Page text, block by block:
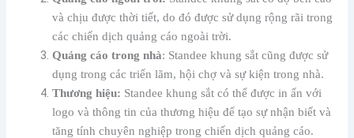
và chịu được thời tiết, do đó được sử dụng rộng rãi trong
các chiến dịch quảng cáo ngoài trời.
Quảng cáo trong nhà: Standee khung sắt cũng được sử
dụng trong các triển lãm, hội chợ và sự kiện trong nhà.
Thương hiệu: Standee khung sắt có thể được in ấn với
logo và thông tin của thương hiệu để tạo sự nhận biết và
tăng tính chuyên nghiệp trong chiến dịch quảng cáo.